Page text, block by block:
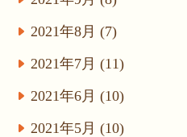
2021年8月 (7)
2021年7月 (11)
2021年6月 (10)
2021年5月 (10)